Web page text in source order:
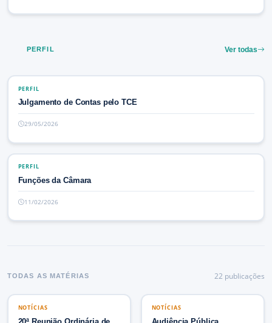
PERFIL Ver todas
PERFIL
PERFIL
Julgamento de Contas pelo TCE
29/05/2026
PERFIL
PERFIL
Funções da Câmara
11/02/2026
TODAS AS MATÉRIAS 22 publicações
NOTÍCIAS
NOTÍCIAS NOTÍCIAS
NOTÍCIAS